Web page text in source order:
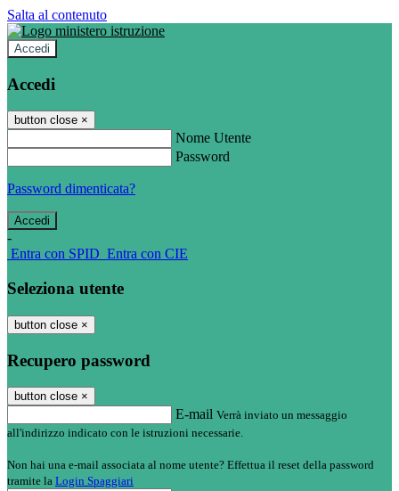
Salta al contenuto
Accedi
Accedi
button close ×
Nome Utente
Password
Password dimenticata?
-
Entra con SPID Entra con CIE
Seleziona utente
button close ×
Recupero password
button close ×
E-mail Verrà inviato un messaggio
all'indirizzo indicato con le istruzioni necessarie.
Non hai una e-mail associata al nome utente? Effettua il reset della password
tramite la Login Spaggiari